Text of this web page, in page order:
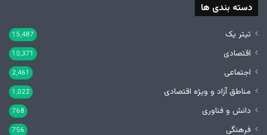
دسته بندی ها
تیتر یک 15,487
اقتصادی 10,371
اجتماعی 2,461
مناطق آزاد و ویژه اقتصادی 1,022
دانش و فناوری 768
فرهنگی 756